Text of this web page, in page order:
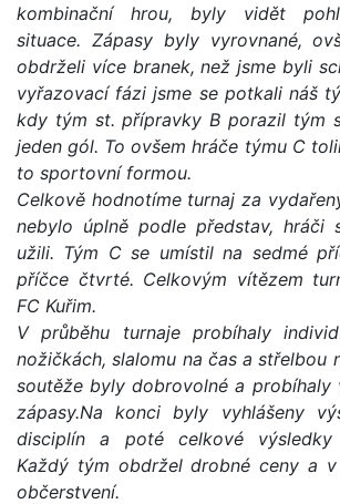
kombinační hrou, byly vidět
situace. Zápasy byly vyrovnané,
obdrželi více branek, než jsme byli
vyřazovací fázi jsme se potkali náš
kdy tým st. přípravky B porazil tým
jeden gól. To ovšem hráče týmu C
to sportovní formou.
Celkově hodnotíme turnaj za
nebylo úplně podle představ, hráči
užili. Tým C se umístil na sedmé
příčce čtvrté. Celkovým vítězem
FC Kuřim.
V průběhu turnaje probíhaly
nožičkách, slalomu na čas a střelbou
soutěže byly dobrovolné a probíhaly
zápasy.Na konci byly vyhlášeny
disciplín a poté celkové výsledky
Každý tým obdržel drobné ceny a v
občerstvení.